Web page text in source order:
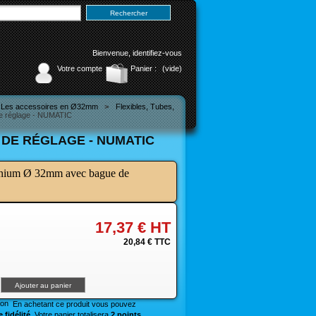
Bienvenue,identifiez-vous
Panier :
(vide)
Votre compte
Les accessoires en Ø32mm > Flexibles, Tubes,
réglage - NUMATIC
RÉGLAGE - NUMATIC
Ø 32mm avec bague de
17,37 €HT
20,84 €TTC
En achetant ce produit vous pouvez